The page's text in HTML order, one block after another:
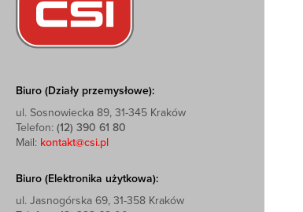
Biuro (Działy przemysłowe):
ul. Sosnowiecka 89, 31-345 Kraków
Telefon: (12) 390 61 80
Mail: kontakt@csi.pl
Biuro (Elektronika użytkowa):
ul. Jasnogórska 69, 31-358 Kraków